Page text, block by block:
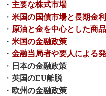
・ 主要な株式市場
・ 米国の国債市場と長期金利
・ 原油と金を中心とした商
・ 米国の金融政策
・ 金融当局者や要人による
・ 日本の金融政策
・ 英国のEU離脱
・ 欧州の金融政策